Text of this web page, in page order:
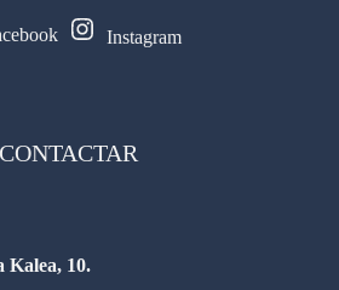
Instagram
CONTACTAR
Kalea, 10.